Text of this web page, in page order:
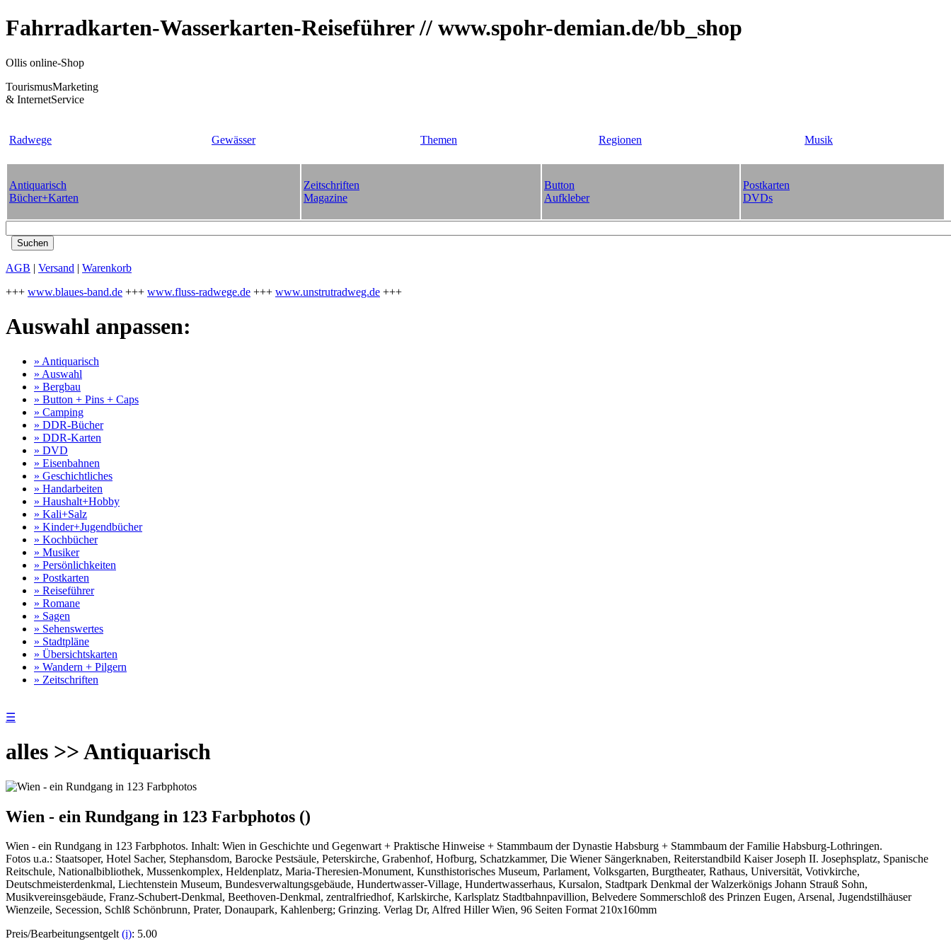
Fahrradkarten-Wasserkarten-Reiseführer // www.spohr-demian.de/bb_shop
Ollis online-Shop
TourismusMarketing
& InternetService
Radwege Gewässer Themen Regionen Musik
Antiquarisch
Bücher+Karten
Zeitschriften
Magazine
Button
Aufkleber
Postkarten
DVDs
AGB | Versand | Warenkorb
+++ www.blaues-band.de +++ www.fluss-radwege.de +++ www.unstrutradweg.de +++
Auswahl anpassen:
» Antiquarisch
» Auswahl
» Bergbau
» Button + Pins + Caps
» Camping
» DDR-Bücher
» DDR-Karten
» DVD
» Eisenbahnen
» Geschichtliches
» Handarbeiten
» Haushalt+Hobby
» Kali+Salz
» Kinder+Jugendbücher
» Kochbücher
» Musiker
» Persönlichkeiten
» Postkarten
» Reiseführer
» Romane
» Sagen
» Sehenswertes
» Stadtpläne
» Übersichtskarten
» Wandern + Pilgern
» Zeitschriften
☰
alles >> Antiquarisch
Wien - ein Rundgang in 123 Farbphotos ()
Wien - ein Rundgang in 123 Farbphotos. Inhalt: Wien in Geschichte und Gegenwart + Praktische Hinweise + Stammbaum der Dynastie Habsburg + Stammbaum der Familie Habsburg-Lothringen.
Fotos u.a.: Staatsoper, Hotel Sacher, Stephansdom, Barocke Pestsäule, Peterskirche, Grabenhof, Hofburg, Schatzkammer, Die Wiener Sängerknaben, Reiterstandbild Kaiser Joseph II. Josephsplatz, Spanische
Reitschule, Nationalbibliothek, Mussenkomplex, Heldenplatz, Maria-Theresien-Monument, Kunsthistorisches Museum, Parlament, Volksgarten, Burgtheater, Rathaus, Universität, Votivkirche,
Deutschmeisterdenkmal, Liechtenstein Museum, Bundesverwaltungsgebäude, Hundertwasser-Village, Hundertwasserhaus, Kursalon, Stadtpark Denkmal der Walzerkönigs Johann Strauß Sohn,
Musikvereinsgebäude, Franz-Schubert-Denkmal, Beethoven-Denkmal, zentralfriedhof, Karlskirche, Karlsplatz Stadtbahnpavillion, Belvedere Sommerschloß des Prinzen Eugen, Arsenal, Jugendstilhäuser
Wienzeile, Secession, Schlß Schönbrunn, Prater, Donaupark, Kahlenberg; Grinzing. Verlag Dr, Alfred Hiller Wien, 96 Seiten Format 210x160mm
Preis/Bearbeitungsentgelt(i): 5.00